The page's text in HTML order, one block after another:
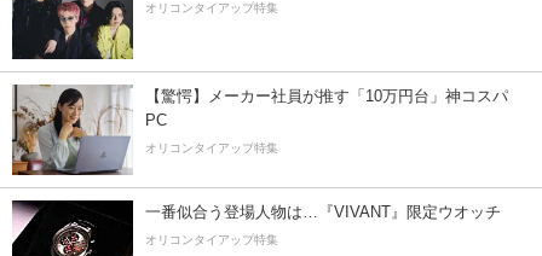
オリコンタイアップ特集
【驚愕】メーカー社員が推す「10万円台」神コスパ
PC
オリコンタイアップ特集
一番似合う登場人物は…『VIVANT』限定ウオッチ
オリコンタイアップ特集